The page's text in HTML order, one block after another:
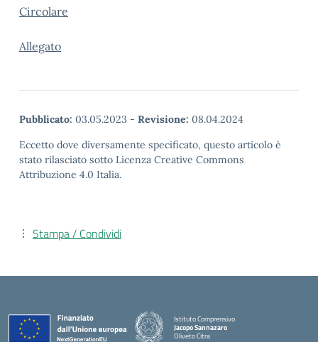
Circolare
Allegato
Pubblicato: 03.05.2023 - Revisione: 08.04.2024
Eccetto dove diversamente specificato, questo articolo è
stato rilasciato sotto Licenza Creative Commons
Attribuzione 4.0 Italia.
Stampa / Condividi
Istituto Comprensivo
Jacopo Sannazaro
Oliveto Citra